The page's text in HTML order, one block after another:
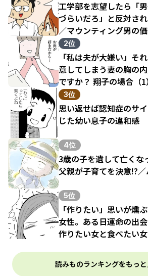
工学部を志望したら「
づらいだろ」と反対さ
／マウンティング男の
結果（1）
2位
「私は夫が大嫌い」そ
意してしまう妻の胸の
ですか？ 翔子の場合（1）
3位
思い返せば認知症のサ
じた幼い息子の違和感
4位
3歳の子を遺して亡くな
父親が子育てを決意!?／
5位
「作りたい」思いが燻
女性。ある日運命の出
作りたい女と食べたい女
読みものランキングをもっと